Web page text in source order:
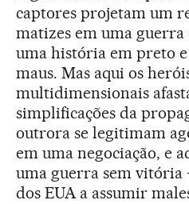
captores projetam um
matizes em uma guerra
uma história em preto
maus. Mas aqui os
multidimensionais
simplificações da
outrora se legitimam
em uma negociação, e
uma guerra sem vitória
dos EUA a assumir